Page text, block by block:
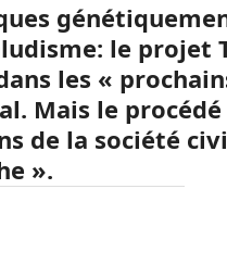
le projet
les «
Mais le
de la société
».